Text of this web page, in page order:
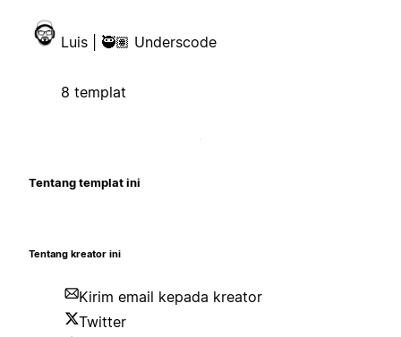
Luis | 🥷🏽 Underscode
8 templat
Tentang templat ini
Tentang kreator ini
Kirim email kepada kreator
Twitter